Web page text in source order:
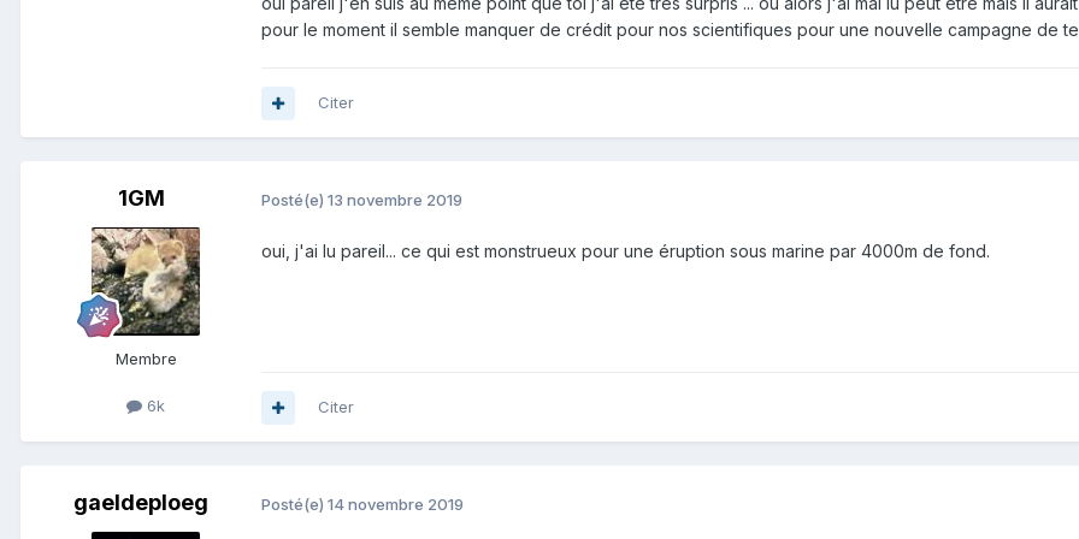
pour le moment il semble manquer de crédit pour nos scientifiques pour une nouvelle campagne de
Citer
1GM
Membre
6k
Posté(e) 13 novembre 2019
oui, j'ai lu pareil... ce qui est monstrueux pour une éruption sous marine par 4000m de fond.
Citer
gaeldeploeg Posté(e) 14 novembre 2019